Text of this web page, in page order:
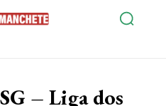
– Liga dos